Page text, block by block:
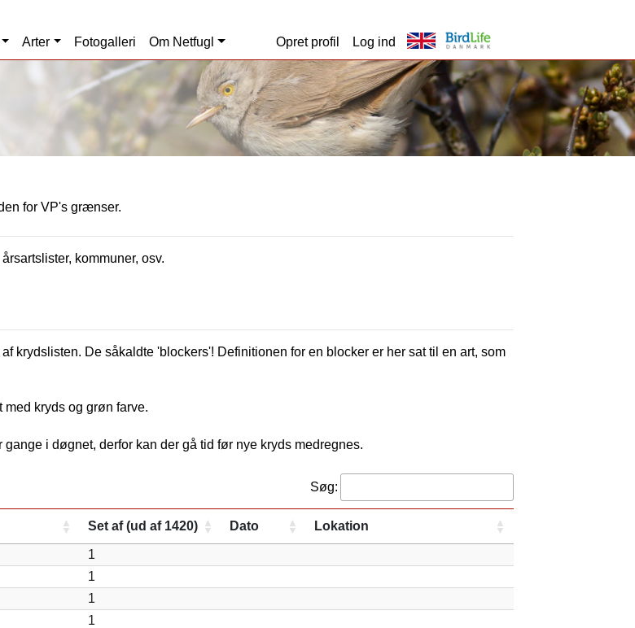
Arter Fotogalleri Om Netfugl Opret profil Log ind
for VP's grænser.
kommuner, osv.
krydslisten. De såkaldte 'blockers'! Definitionen for en blocker er her sat til en art, som
kryds og grøn farve.
i døgnet, derfor kan der gå tid før nye kryds medregnes.
Søg:
Set af (ud af 1420) Dato Lokation
1
1
1
1